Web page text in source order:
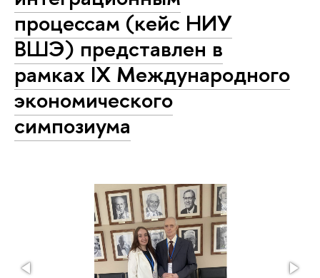
процессам (кейс НИУ
ВШЭ) представлен в
рамках IX Международного
экономического
симпозиума